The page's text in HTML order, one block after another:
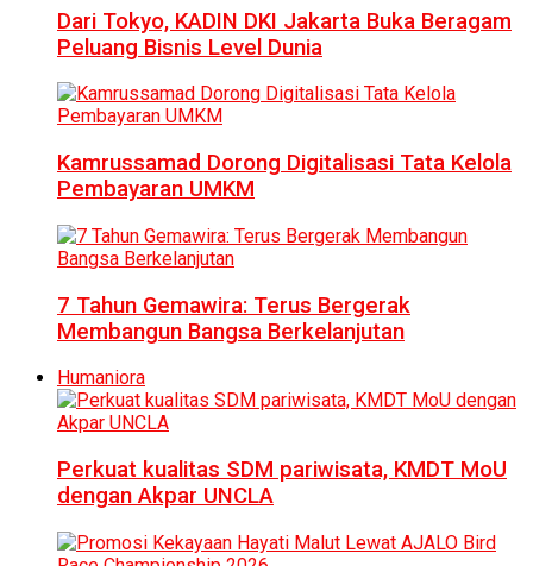
Dari Tokyo, KADIN DKI Jakarta Buka Beragam
Peluang Bisnis Level Dunia
Kamrussamad Dorong Digitalisasi Tata Kelola
Pembayaran UMKM
7 Tahun Gemawira: Terus Bergerak
Membangun Bangsa Berkelanjutan
Humaniora
Perkuat kualitas SDM pariwisata, KMDT MoU
dengan Akpar UNCLA